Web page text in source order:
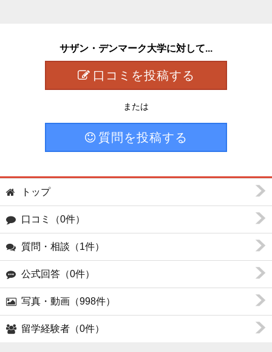
サザン・デンマーク大学に対して...
口コミを投稿する
または
質問を投稿する
トップ
口コミ（0件）
質問・相談（1件）
公式回答（0件）
写真・動画（998件）
留学経験者（0件）